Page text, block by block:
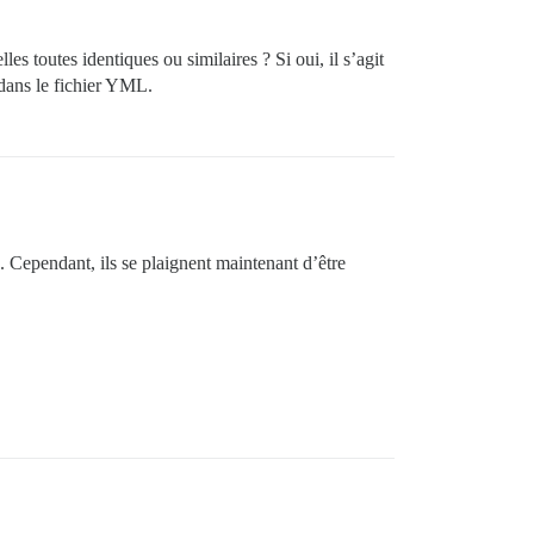
toutes identiques ou similaires ? Si oui, il s’agit
le fichier YML.
ils se plaignent maintenant d’être